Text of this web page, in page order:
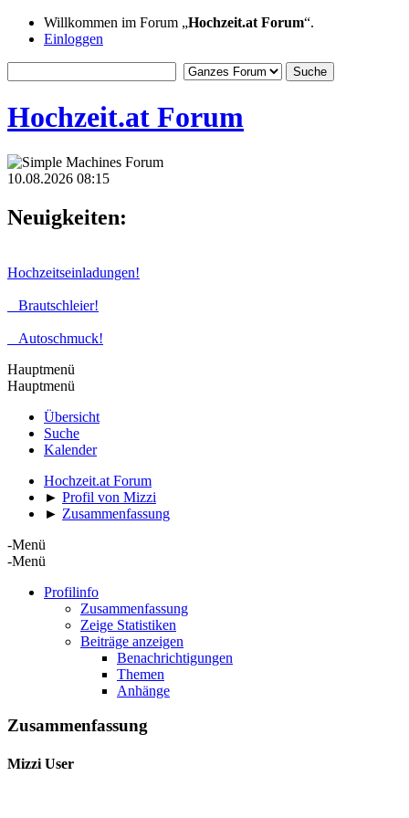
Willkommen im Forum „Hochzeit.at Forum“.
Einloggen
Hochzeit.at Forum
10.08.2026 08:15
Neuigkeiten:
Hochzeitseinladungen!
Brautschleier!
Autoschmuck!
Hauptmenü
Hauptmenü
Übersicht
Suche
Kalender
Hochzeit.at Forum
► Profil von Mizzi
► Zusammenfassung
-Menü
-Menü
Profilinfo
Zusammenfassung
Zeige Statistiken
Beiträge anzeigen
Benachrichtigungen
Themen
Anhänge
Zusammenfassung
Mizzi User